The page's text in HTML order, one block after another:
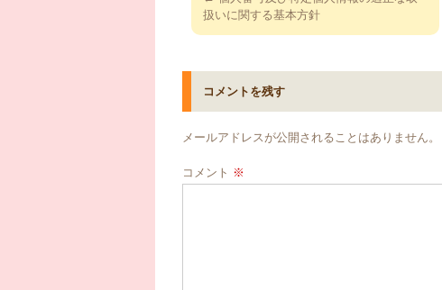
稿
ナ
ン
扱いに関する基本方針
コメントを残す
メールアドレスが公開されることはありません。
コメント ※